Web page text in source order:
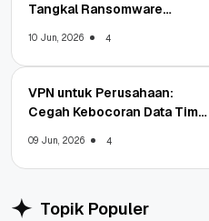
Tangkal Ransomware
10 Jun, 2026 4
VPN untuk Perusahaan:
Cegah Kebocoran Data Tim
09 Jun, 2026 4
Topik Populer